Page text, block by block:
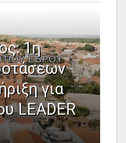
1η
για
LEADER